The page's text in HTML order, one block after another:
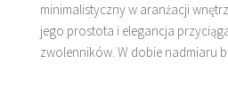
minimalistyczny w aranżacji
jego prostota i elegancja
zwolenników. W dobie nadmiaru